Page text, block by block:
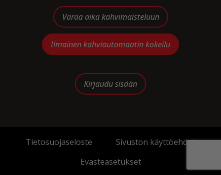
Varaa aika kahvimaisteluun
Ilmainen kahviautomaatin kokeilu
Kirjaudu sisään
Tietosuojaseloste
Sivuston käyttöehdot
Evästeasetukset